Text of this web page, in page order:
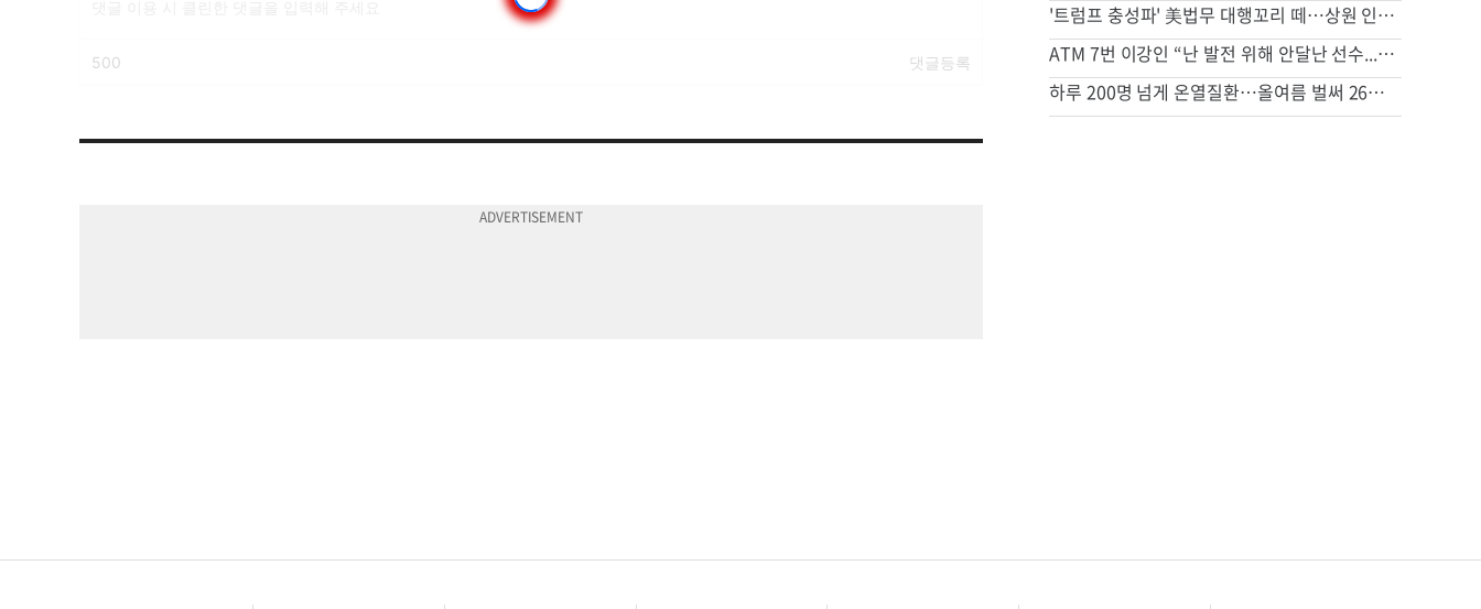
'트럼프 충성파' 美법무 대행꼬리 떼…상원 인준 가까스로 가결
ATM 7번 이강인 “난 발전 위해 안달난 선수...120% 보여줄 것”
하루 200명 넘게 온열질환…올여름 벌써 26명 숨졌다